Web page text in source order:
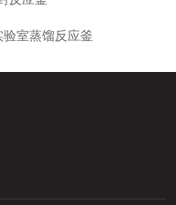
室蒸馏反应釜